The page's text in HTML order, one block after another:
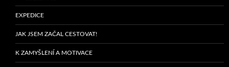
EXPEDICE
JAK JSEM ZAČAL CESTOVAT!
K ZAMYŠLENÍ A MOTIVACE